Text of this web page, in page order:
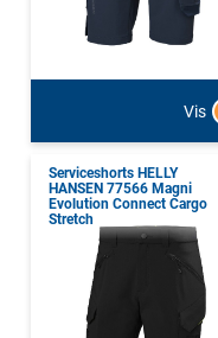
Vis
Serviceshorts HELLY
HANSEN 77566 Magni
Evolution Connect Cargo
Stretch